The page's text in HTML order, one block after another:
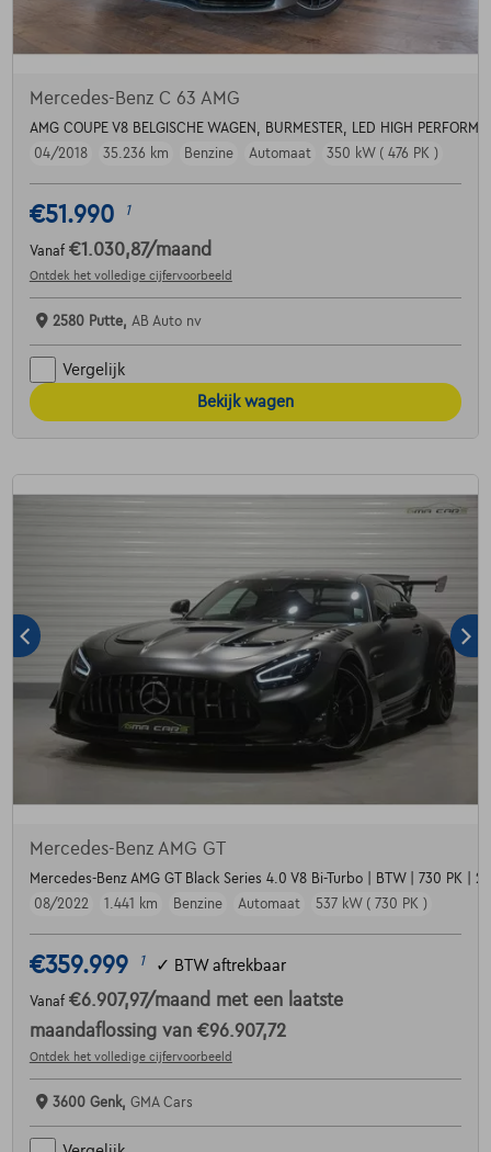
Mercedes-Benz C 63 AMG
AMG COUPE V8 BELGISCHE WAGEN, BURMESTER, LED HIGH
04/2018
35.236 km Benzine Automaat 350 kW ( 476 PK )
€51.990 1
Vanaf €1.030,87/maand
Ontdek het volledige cijfervoorbeeld
2580 Putte, AB Auto nv
Vergelijk
Bekijk wagen
Mercedes-Benz AMG GT
Mercedes-Benz AMG GT Black Series 4.0 V8 Bi-Turbo | BTW | 730 PK |
08/2022
1.441 km Benzine Automaat 537 kW ( 730 PK )
€359.999 1 ✓ BTW aftrekbaar
Vanaf €6.907,97/maand met een laatste
maandaflossing van €96.907,72
Ontdek het volledige cijfervoorbeeld
3600 Genk, GMA Cars